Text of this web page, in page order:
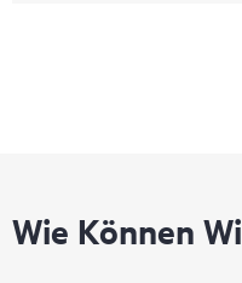
Wie Können